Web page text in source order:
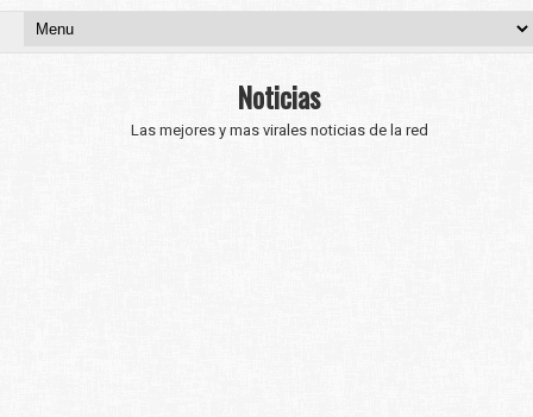
Noticias
Las mejores y mas virales noticias de la red